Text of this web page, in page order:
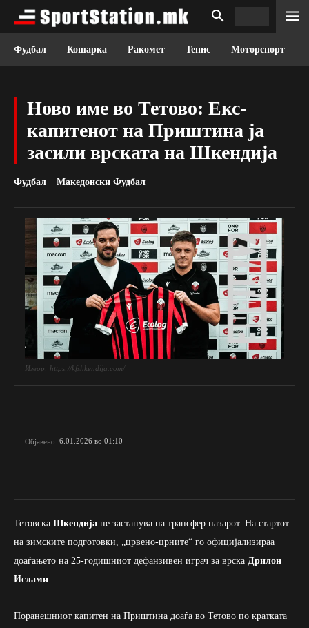
Фудбал Кошарка Ракомет Тенис Моторспорт
Ново име во Тетово: Екс-
капитенот на Приштина ја
засили врската на Шкендија
Фудбал Македонски Фудбал
Извор: https://kfshkendija.com/
Објавено: 6.01.2026 во 01:10
Тетовска Шкендија не застанува на трансфер пазарот. На стартот
на зимските подготовки, „црвено-црните“ го официјализираа
доаѓањето на 25-годишниот дефанзивен играч за врска Дрилон
Ислами
Поранешниот капитен на Приштина доаѓа во Тетово по кратката